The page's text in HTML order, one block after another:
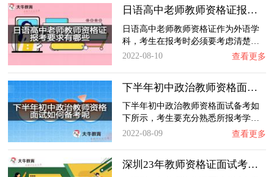
日语高中老师教师资格证报考要求有哪些？
日语高中老师教师资格证作为外语学
科，考生在报考时必须要考虑清楚…
2022-08-10
查看更多
下半年初中政治教师资格面试如何备考呢？
下半年初中政治教师资格面试备考如
下所示，考生要充分熟悉所报考学…
2022-08-09
查看更多
深圳23年教师资格证面试考什么内容？